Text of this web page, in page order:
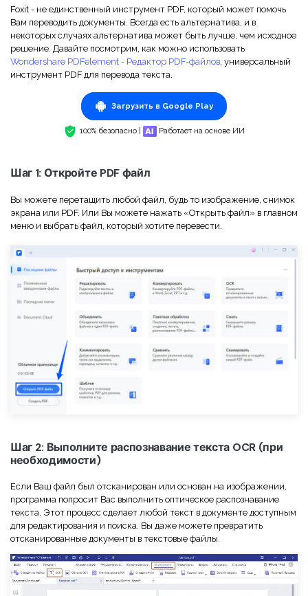
Foxit - не единственный инструмент PDF, который может помочь
Вам переводить документы. Всегда есть альтернатива, и в
некоторых случаях альтернатива может быть лучше, чем исходное
решение. Давайте посмотрим, как можно использовать
Wondershare PDFelement - Редактор PDF-файлов , универсальный
инструмент PDF для перевода текста.
Загрузить в Google Play
100% безопасно | Работает на основе ИИ
Шаг 1: Откройте PDF файл
Вы можете перетащить любой файл, будь то изображение, снимок
экрана или PDF. Или Вы можете нажать «Открыть файл» в главном
меню и выбрать файл, который хотите перевести.
Шаг 2: Выполните распознавание текста OCR (при
необходимости)
Если Ваш файл был отсканирован или основан на изображении,
программа попросит Вас выполнить оптическое распознавание
текста. Этот процесс сделает любой текст в документе доступным
для редактирования и поиска. Вы даже можете превратить
отсканированные документы в текстовые файлы.